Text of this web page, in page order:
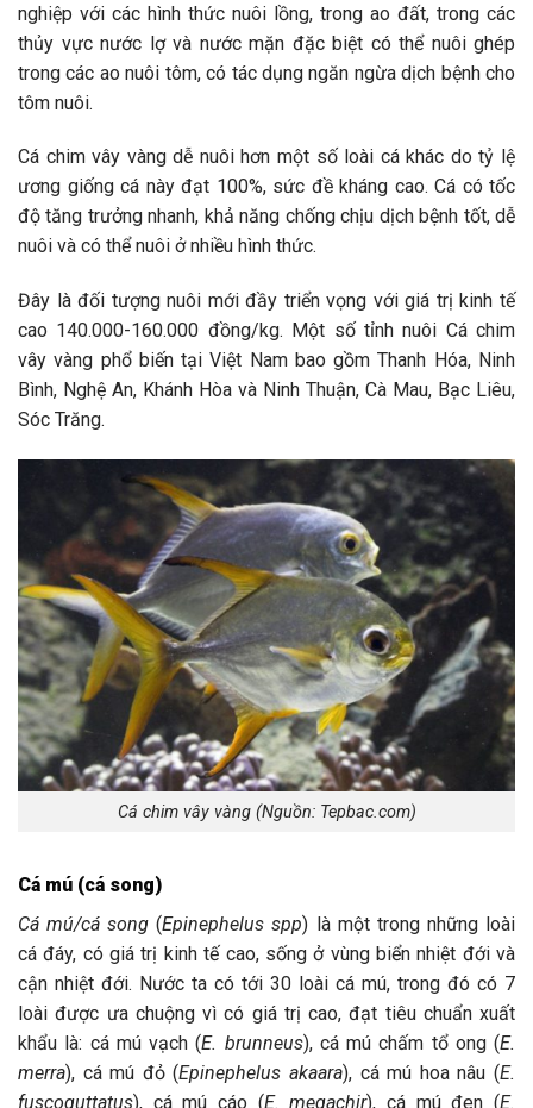
nghiệp với các hình thức nuôi lồng, trong ao đất, trong các
thủy vực nước lợ và nước mặn đặc biệt có thể nuôi ghép
trong các ao nuôi tôm, có tác dụng ngăn ngừa dịch bệnh cho
tôm nuôi.
Cá chim vây vàng dễ nuôi hơn một số loài cá khác do tỷ lệ
ương giống cá này đạt 100%, sức đề kháng cao. Cá có tốc
độ tăng trưởng nhanh, khả năng chống chịu dịch bệnh tốt, dễ
nuôi và có thể nuôi ở nhiều hình thức.
Đây là đối tượng nuôi mới đầy triển vọng với giá trị kinh tế
cao 140.000-160.000 đồng/kg. Một số tỉnh nuôi Cá chim
vây vàng phổ biến tại Việt Nam bao gồm Thanh Hóa, Ninh
Bình, Nghệ An, Khánh Hòa và Ninh Thuận, Cà Mau, Bạc Liêu,
Sóc Trăng.
Cá chim vây vàng (Nguồn: Tepbac.com)
Cá mú (cá song)
Cá mú/cá song (Epinephelus spp) là một trong những loài
cá đáy, có giá trị kinh tế cao, sống ở vùng biển nhiệt đới và
cận nhiệt đới. Nước ta có tới 30 loài cá mú, trong đó có 7
loài được ưa chuộng vì có giá trị cao, đạt tiêu chuẩn xuất
khẩu là: cá mú vạch (E. brunneus), cá mú chấm tổ ong (E.
merra), cá mú đỏ (Epinephelus akaara), cá mú hoa nâu (E.
fuscoguttatus), cá mú cáo (E. megachir), cá mú đen (E.